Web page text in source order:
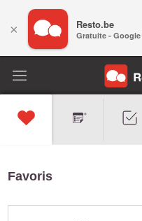
Favoris
× Resto.be
Gratuite - Google